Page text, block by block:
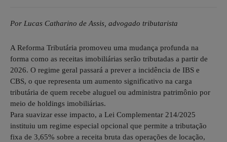
Por Lucas Catharino de Assis, advogado tributarista
A Reforma Tributária promoveu uma mudança profunda na
forma como as receitas imobiliárias serão tributadas a partir de
2026. O regime geral passará a prever a incidência de IBS e
CBS, o que representa um aumento significativo na carga
tributária de quem recebe aluguel ou administra patrimônio por
meio de holdings imobiliárias.
Para suavizar esse impacto, a Lei Complementar 214/2025
instituiu um regime especial opcional que permite a tributação
fixa de 3,65% sobre a receita bruta das operações de locação,